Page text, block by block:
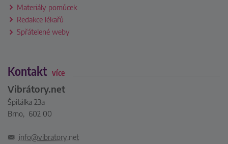
Materiály pomůcek
Redakce lékařů
Spřátelené weby
Kontakt více
Vibrátory.net
Špitálka 23a
Brno, 602 00
info@vibratory.net